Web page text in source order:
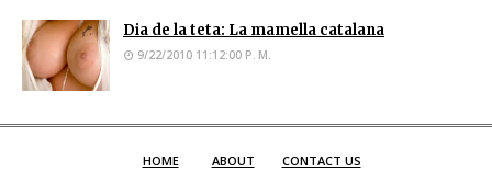
Dia de la teta: La mamella catalana
9/22/2010 11:12:00 P. M.
HOME ABOUT CONTACT US